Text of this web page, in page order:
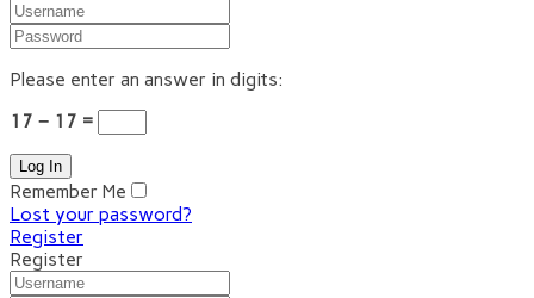
Please enter an answer in digits:
17 − 17 =
Remember Me
Lost your password?
Register
Register